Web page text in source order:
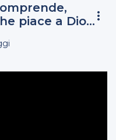
piace a Dio...